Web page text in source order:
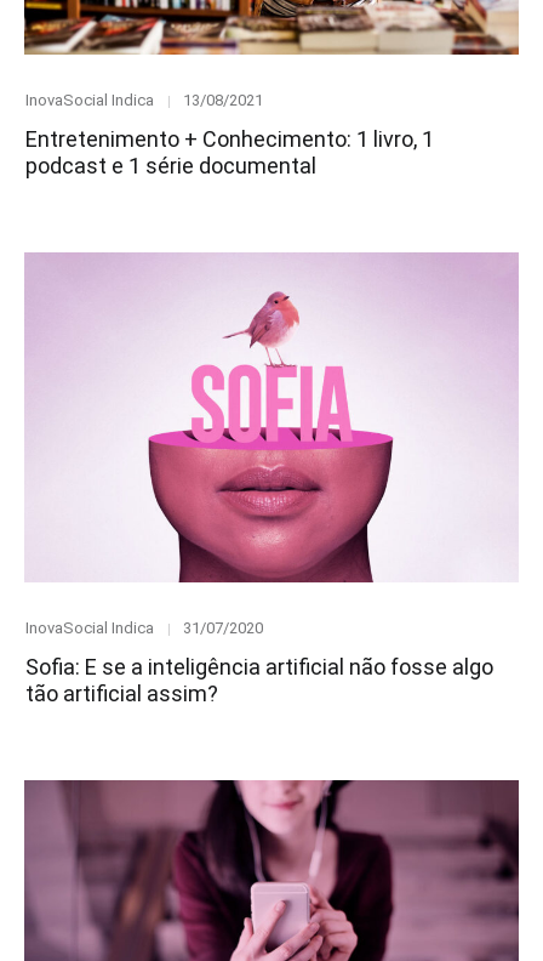
Category
InovaSocial Indica
Posted
13/08/2021
Entretenimento + Conhecimento: 1 livro, 1
podcast e 1 série documental
Category
InovaSocial Indica
Posted
31/07/2020
Sofia: E se a inteligência artificial não fosse algo
tão artificial assim?